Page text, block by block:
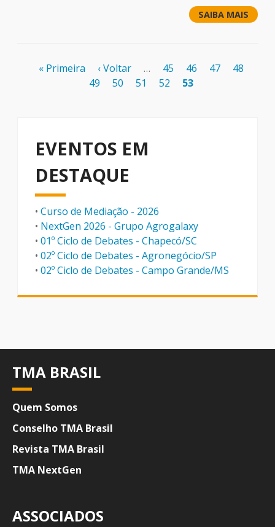
SAIBA MAIS
Paginação
Primeira
« Primeira
Página
anterior
‹ Voltar … Page
45 Page
46 Page
47 Page
48
49
Page
50 Page
51 Page
52
Página
53
EVENTOS EM
DESTAQUE
• Curso de Mediação - 2026
• NextGen 2026 - Grupo Agrogalaxy
• 01º Ciclo de Debates - Chapecó/SC
• 02º Ciclo de Debates - Agronegócio/SP
• 02º Ciclo de Debates - Campo Grande/MS
TMA BRASIL
Quem Somos
Conselho TMA Brasil
Revista TMA Brasil
TMA NextGen
ASSOCIADOS